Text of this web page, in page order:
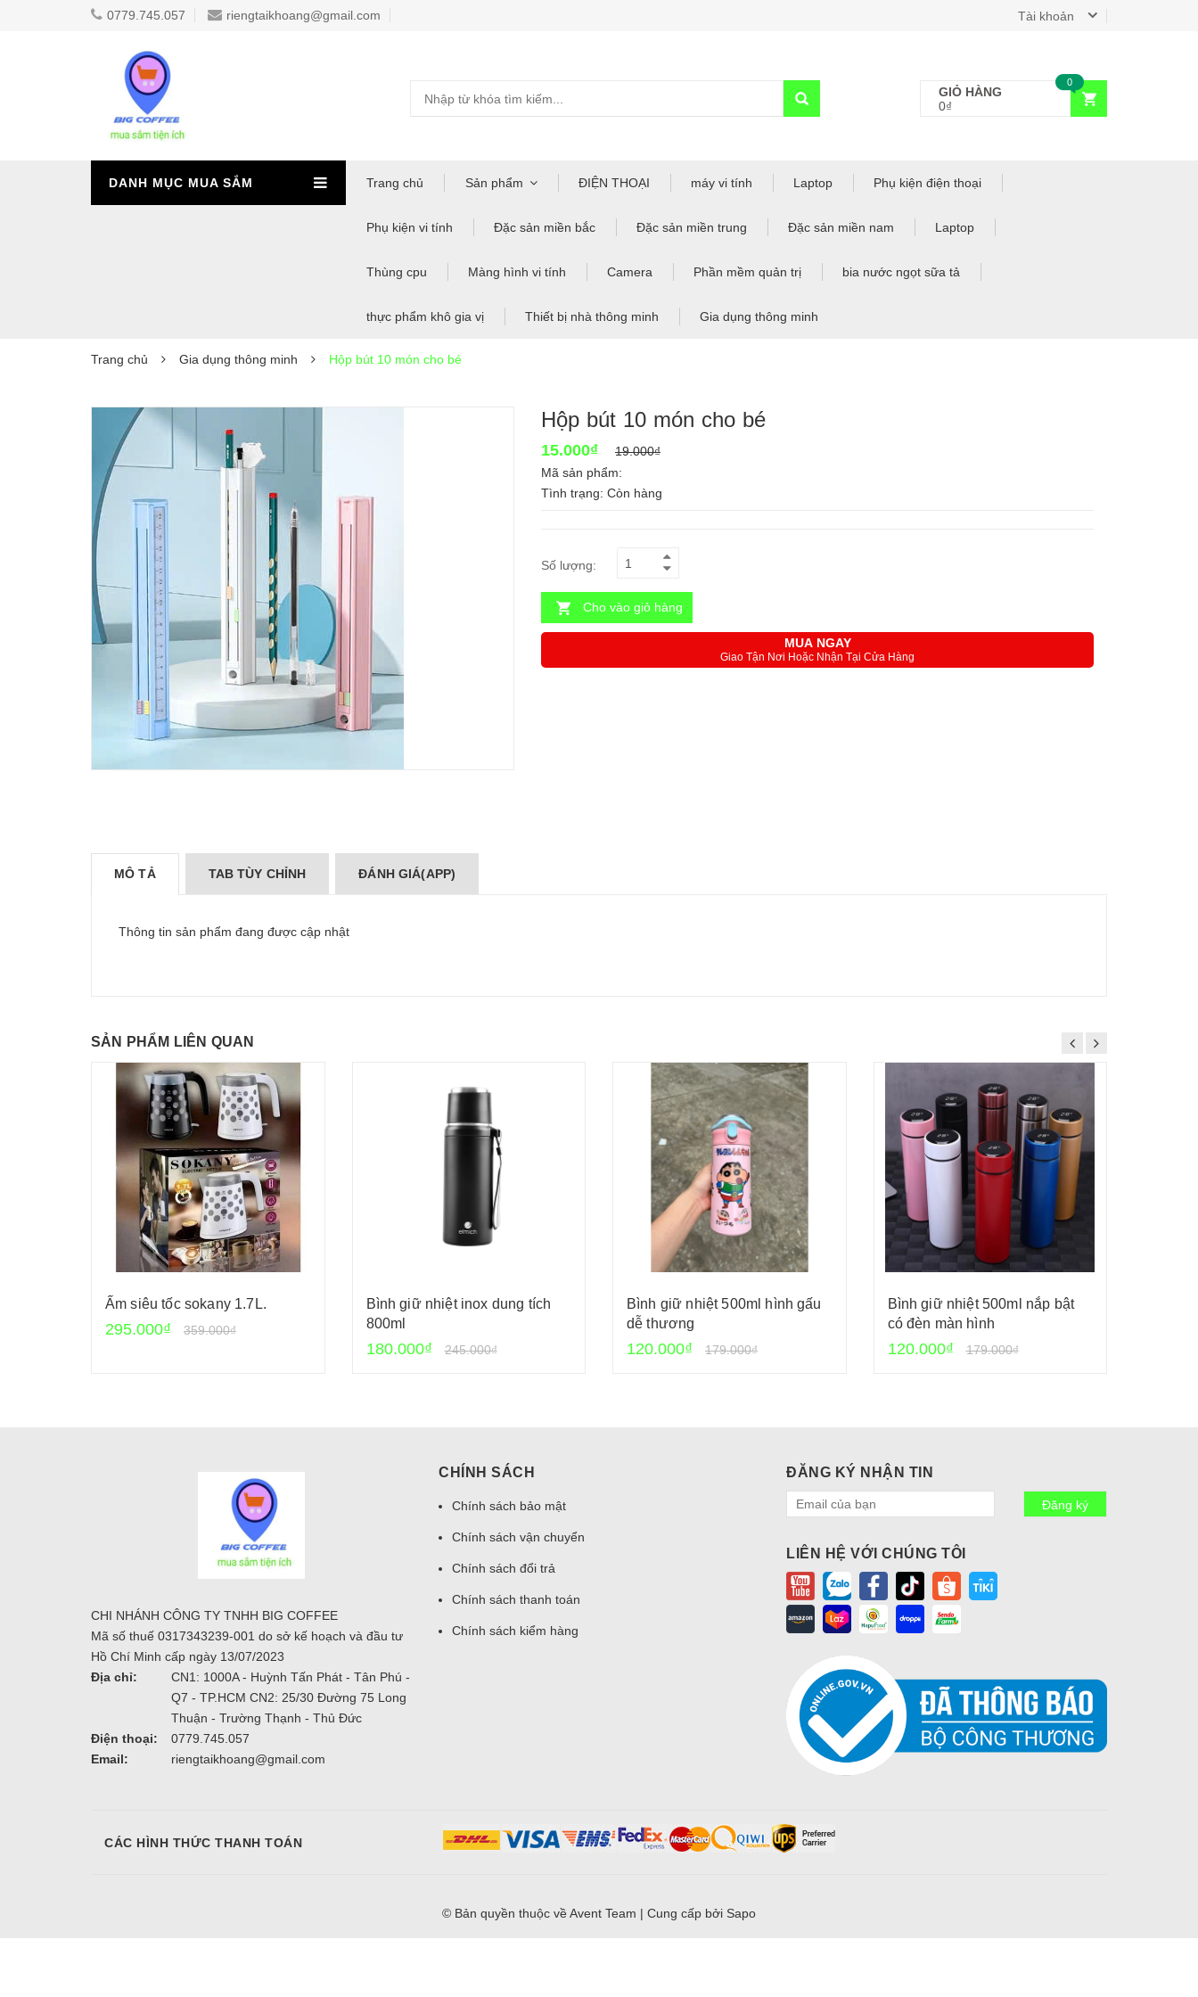
0779.745.057 riengtaikhoang@gmail.com Tài khoản
GIỎ HÀNG
0₫
0
DANH MỤC MUA SẮM Trang chủ Sản phẩm ĐIỆN THOẠI máy vi tính Laptop Phụ kiện điện thoại
Phụ kiện vi tính Đặc sản miền bắc Đặc sản miền trung Đặc sản miền nam Laptop
Thùng cpu Màng hình vi tính Camera Phần mềm quản trị bia nước ngọt sữa tả
thực phẩm khô gia vị Thiết bị nhà thông minh Gia dụng thông minh
Trang chủ Gia dụng thông minh Hộp bút 10 món cho bé
Hộp bút 10 món cho bé
15.000₫
19.000₫
Mã sản phẩm:
Tình trạng: Còn hàng
Số lượng:
Cho vào giỏ hàng
MUA NGAY
Giao Tận Nơi Hoặc Nhận Tại Cửa Hàng
MÔ TẢ TAB TÙY CHỈNH ĐÁNH GIÁ(APP)
Thông tin sản phẩm đang được cập nhật
SẢN PHẨM LIÊN QUAN
Ấm siêu tốc sokany 1.7L.
295.000₫ 359.000₫
Bình giữ nhiệt inox dung tích
800ml
180.000₫ 245.000₫
Bình giữ nhiệt 500ml hình gấu
dễ thương
120.000₫ 179.000₫
Bình giữ nhiệt 500ml nắp bật
có đèn màn hình
120.000₫ 179.000₫
CHI NHÁNH CÔNG TY TNHH BIG COFFEE
Mã số thuế 0317343239-001 do sở kế hoạch và đầu tư
Hồ Chí Minh cấp ngày 13/07/2023
Địa chỉ:
CN1: 1000A - Huỳnh Tấn Phát - Tân Phú -
Q7 - TP.HCM CN2: 25/30 Đường 75 Long
Thuận - Trường Thạnh - Thủ Đức
Điện thoại:
0779.745.057
Email:
riengtaikhoang@gmail.com
CHÍNH SÁCH
Chính sách bảo mật
Chính sách vận chuyển
Chính sách đổi trả
Chính sách thanh toán
Chính sách kiểm hàng
ĐĂNG KÝ NHẬN TIN
Đăng ký
LIÊN HỆ VỚI CHÚNG TÔI
CÁC HÌNH THỨC THANH TOÁN
© Bản quyền thuộc về Avent Team | Cung cấp bởi Sapo